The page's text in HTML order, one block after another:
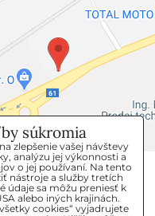
súkromia
zlepšenie vašej návštevy
analýzu jej výkonnosti a
o jej používaní. Na tento
nástroje a služby tretích
údaje sa môžu preniesť k
alebo iných krajinách.
cookies“ vyjadrujete